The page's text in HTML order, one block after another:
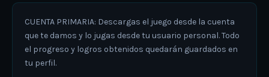
CUENTA PRIMARIA: Descargas el juego desde la cuenta
que te damos y lo jugas desde tu usuario personal. Todo
el progreso y logros obtenidos quedarán guardados en
tu perfil.